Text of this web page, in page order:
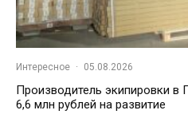
Интересное · 05.08.2026
Производитель экипировки в
6,6 млн рублей на развитие